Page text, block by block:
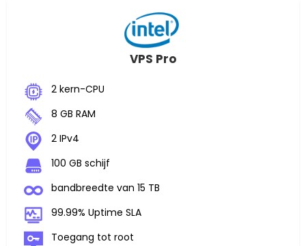
VPS Pro
2 kern-CPU
8 GB RAM
2 IPv4
100 GB schijf
bandbreedte van 15 TB
99.99% Uptime SLA
Toegang tot root